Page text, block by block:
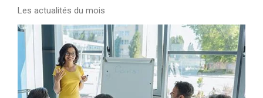
Les actualités du mois